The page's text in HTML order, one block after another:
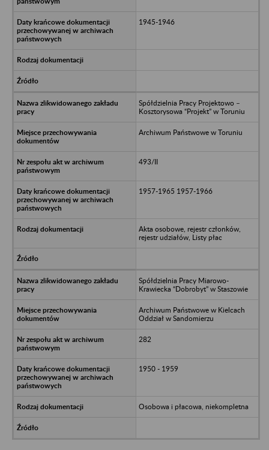
1945-1946
Spółdzielnia Pracy Projektowo –
Kosztorysowa “Projekt” w Toruniu
Archiwum Państwowe w Toruniu
493/II
1957-1965 1957-1966
Akta osobowe, rejestr członków,
rejestr udziałów, Listy płac
Spółdzielnia Pracy Miarowo-
Krawiecka “Dobrobyt” w Staszowie
Archiwum Państwowe w Kielcach
Oddział w Sandomierzu
282
1950 - 1959
Osobowa i płacowa, niekompletna